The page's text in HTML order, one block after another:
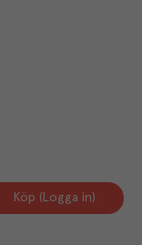
Köp (Logga in)